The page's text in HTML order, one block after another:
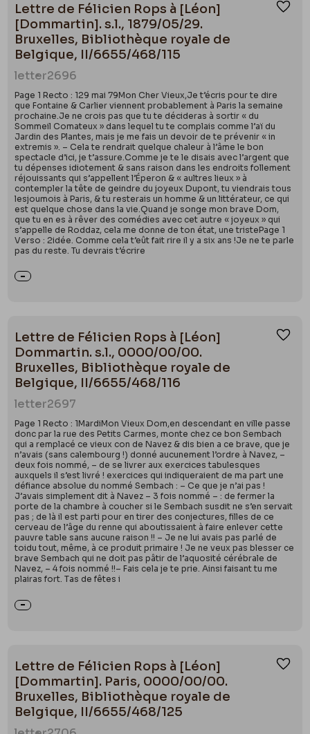
Lettre de Félicien Rops à [Léon]
[Dommartin]. s.l., 1879/05/29.
Bruxelles, Bibliothèque royale de
Belgique, II/6655/468/115
letter2696
Page 1 Recto : 129 mai 79Mon Cher Vieux,Je t’écris pour te dire
que Fontaine & Carlier viennent probablement à Paris la semaine
prochaine.Je ne crois pas que tu te décideras à sortir « du
Sommeil Comateux » dans lequel tu te complais comme l’aï du
Jardin des Plantes, mais je me fais un devoir de te prévenir « in
extremis ». – Cela te rendrait quelque chaleur à l’âme le bon
spectacle d’ici, je t’assure.Comme je te le disais avec l’argent que
tu dépenses idiotement & sans raison dans les endroits follement
réjouissants qui s’appellent l’Éperon & « aultres lieux » à
contempler la tête de geindre du joyeux Dupont, tu viendrais tous
lesjoumois à Paris, & tu resterais un homme & un littérateur, ce qui
est quelque chose dans la vie.Quand je songe mon brave Dom,
que tu en es à rêver des comédies avec cet autre « joyeux » qui
s’appelle de Roddaz, cela me donne de ton état, une tristePage 1
Verso : 2idée. Comme cela t’eût fait rire il y a six ans !Je ne te parle
pas du reste. Tu devrais t’écrire
Lettre de Félicien Rops à [Léon]
Dommartin. s.l., 0000/00/00.
Bruxelles, Bibliothèque royale de
Belgique, II/6655/468/116
letter2697
Page 1 Recto : 1MardiMon Vieux Dom,en descendant en ville passe
donc par la rue des Petits Carmes, monte chez ce bon Sembach
qui a remplacé ce vieux con de Navez & dis bien a ce brave, que je
n’avais (sans calembourg !) donné aucunement l’ordre à Navez, –
deux fois nommé, – de se livrer aux exercices tabulesques
auxquels il s’est livré ! exercices qui indiqueraient de ma part une
défiance absolue du nommé Sembach : – Ce que je n’ai pas !
J’avais simplement dit à Navez – 3 fois nommé – : de fermer la
porte de la chambre à coucher si le Sembach susdit ne s’en servait
pas ; de là il est parti pour en tirer des conjectures, filles de ce
cerveau de l’âge du renne qui aboutissaient à faire enlever cette
pauvre table sans aucune raison !! – Je ne lui avais pas parlé de
toidu tout, même, à ce produit primaire ! Je ne veux pas blesser ce
brave Sembach qui ne doit pas pâtir de l’aquosité cérébrale de
Navez, – 4 fois nommé !!– Fais cela je te prie. Ainsi faisant tu me
plairas fort. Tas de fêtes i
Lettre de Félicien Rops à [Léon]
[Dommartin]. Paris, 0000/00/00.
Bruxelles, Bibliothèque royale de
Belgique, II/6655/468/125